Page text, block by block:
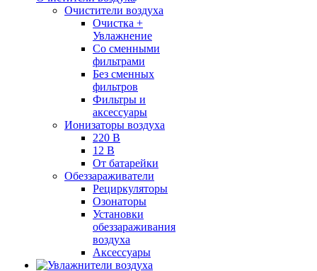
Очистители воздуха
Очистка +
Увлажнение
Cо сменными
фильтрами
Без сменных
фильтров
Фильтры и
аксессуары
Ионизаторы воздуха
220 В
12 В
От батарейки
Обеззараживатели
Рециркуляторы
Озонаторы
Установки
обеззараживания
воздуха
Аксессуары